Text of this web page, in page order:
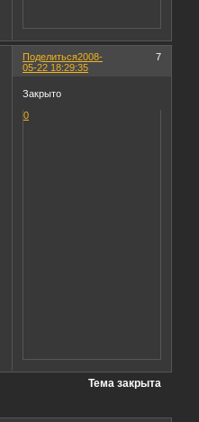
Поделиться 7
2008-
05-22 18:29:35
Закрыто
0
Тема закрыта